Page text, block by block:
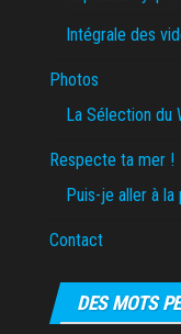
Intégrale des
Photos
La Sélection du
Respecte ta mer !
Puis-je aller à la
Contact
DES MOTS